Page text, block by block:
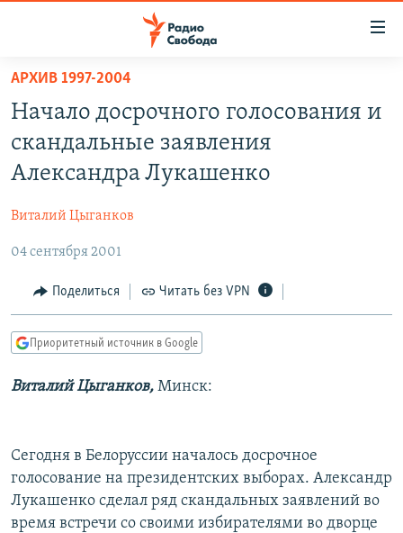
упрощенного
доступа
основному
Вернутся
навигации
Вернутся
поиску
ПОДКАСТЫ
АВТОРСКИЕ ПРОЕКТЫ
МНЕНИЯ
КУЛЬТУРА
IDEL.РЕАЛИИ
СЕВЕР.РЕАЛИИ
СИБИРЬ.РЕАЛИИ
ПОДПИШИТЕСЬ НА РАССЫЛКУ
СОЦИАЛЬНЫЕ СЕТИ
АРХИВ 1997-2004
Начало досрочного голосования и
скандальные заявления
Александра Лукашенко
Виталий Цыганков
04 сентября 2001
Поделиться Читать без VPN
Приоритетный источник в Google
Виталий Цыганков, Минск:
Сегодня в Белоруссии началось досрочное
голосование на президентских выборах. Александр
Лукашенко сделал ряд скандальных заявлений во
время встречи со своими избирателями во дворце